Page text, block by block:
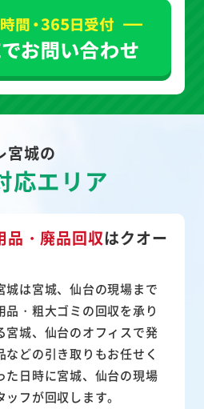
宮城の
応エリア
品・廃品回収はクオー
城は宮城、仙台の現場まで
品・粗大ゴミの回収を承り
宮城、仙台のオフィスで発
どの引き取りもお任せく
た日時に宮城、仙台の現場
フが回収します。